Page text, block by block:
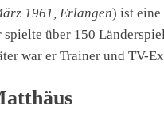
1961, Erlangen) ist eine
über 150
war er Trainer und TV-